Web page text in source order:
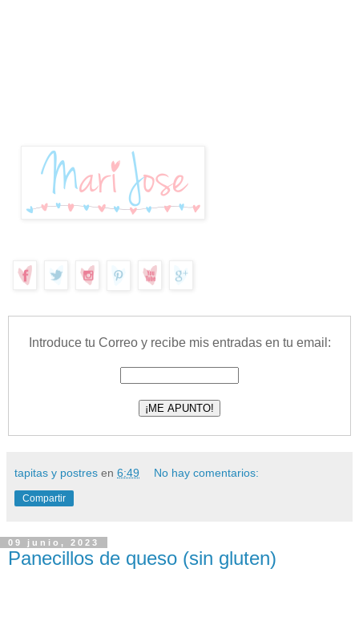
Introduce tu Correo y recibe mis entradas en tu email:
tapitas y postres en 6:49 No hay comentarios:
Compartir
09 junio, 2023
Panecillos de queso (sin gluten)